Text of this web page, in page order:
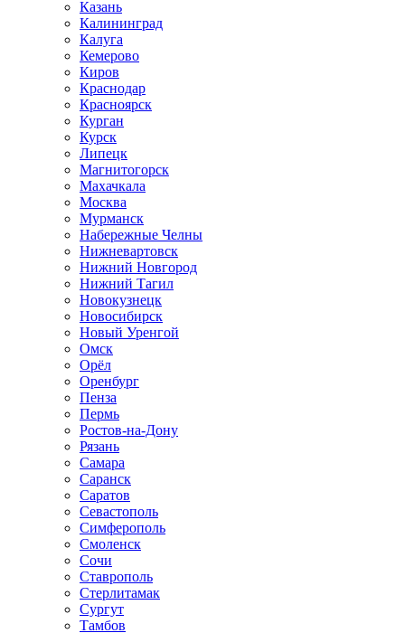
Казань
Калининград
Калуга
Кемерово
Киров
Краснодар
Красноярск
Курган
Курск
Липецк
Магнитогорск
Махачкала
Москва
Мурманск
Набережные Челны
Нижневартовск
Нижний Новгород
Нижний Тагил
Новокузнецк
Новосибирск
Новый Уренгой
Омск
Орёл
Оренбург
Пенза
Пермь
Ростов-на-Дону
Рязань
Самара
Саранск
Саратов
Севастополь
Симферополь
Смоленск
Сочи
Ставрополь
Стерлитамак
Сургут
Тамбов